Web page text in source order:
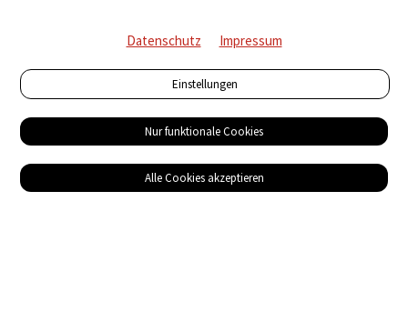
Datenschutz Impressum
Einstellungen
Nur funktionale Cookies
Alle Cookies akzeptieren